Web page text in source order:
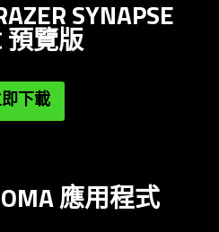
SYNAPSE
預覽版
下載
應用程式